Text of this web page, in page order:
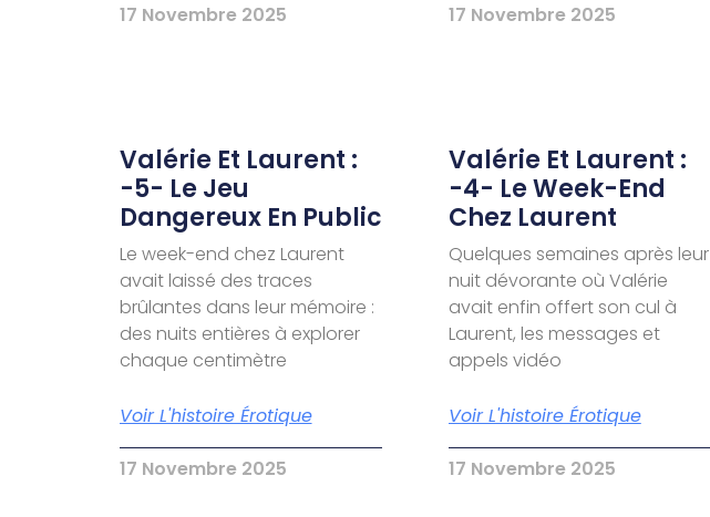
17 Novembre 2025 17 Novembre 2025
Valérie Et Laurent :
-5- Le Jeu
Dangereux En Public
Le week-end chez Laurent
avait laissé des traces
brûlantes dans leur mémoire :
des nuits entières à explorer
chaque centimètre
Voir L'histoire Érotique
17 Novembre 2025
Valérie Et Laurent :
-4- Le Week-End
Chez Laurent
Quelques semaines après leur
nuit dévorante où Valérie
avait enfin offert son cul à
Laurent, les messages et
appels vidéo
Voir L'histoire Érotique
17 Novembre 2025